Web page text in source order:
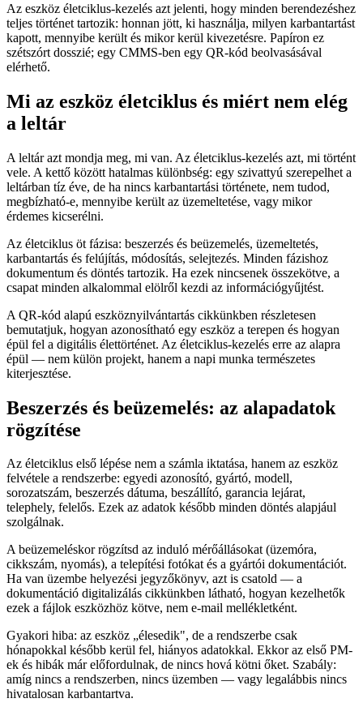
Az eszköz életciklus-kezelés azt jelenti, hogy minden berendezéshez
teljes történet tartozik: honnan jött, ki használja, milyen karbantartást
kapott, mennyibe került és mikor kerül kivezetésre. Papíron ez
szétszórt dosszié; egy CMMS-ben egy QR-kód beolvasásával
elérhető.
Mi az eszköz életciklus és miért nem elég
a leltár
A leltár azt mondja meg, mi van. Az életciklus-kezelés azt, mi történt
vele. A kettő között hatalmas különbség: egy szivattyú szerepelhet a
leltárban tíz éve, de ha nincs karbantartási története, nem tudod,
megbízható-e, mennyibe került az üzemeltetése, vagy mikor
érdemes kicserélni.
Az életciklus öt fázisa: beszerzés és beüzemelés, üzemeltetés,
karbantartás és felújítás, módosítás, selejtezés. Minden fázishoz
dokumentum és döntés tartozik. Ha ezek nincsenek összekötve, a
csapat minden alkalommal elölről kezdi az információgyűjtést.
A QR-kód alapú eszköznyilvántartás cikkünkben részletesen
bemutatjuk, hogyan azonosítható egy eszköz a terepen és hogyan
épül fel a digitális élettörténet. Az életciklus-kezelés erre az alapra
épül — nem külön projekt, hanem a napi munka természetes
kiterjesztése.
Beszerzés és beüzemelés: az alapadatok
rögzítése
Az életciklus első lépése nem a számla iktatása, hanem az eszköz
felvétele a rendszerbe: egyedi azonosító, gyártó, modell,
sorozatszám, beszerzés dátuma, beszállító, garancia lejárat,
telephely, felelős. Ezek az adatok később minden döntés alapjául
szolgálnak.
A beüzemeléskor rögzítsd az induló mérőállásokat (üzemóra,
cikkszám, nyomás), a telepítési fotókat és a gyártói dokumentációt.
Ha van üzembe helyezési jegyzőkönyv, azt is csatold — a
dokumentáció digitalizálás cikkünkben látható, hogyan kezelhetők
ezek a fájlok eszközhöz kötve, nem e-mail mellékletként.
Gyakori hiba: az eszköz „élesedik", de a rendszerbe csak
hónapokkal később kerül fel, hiányos adatokkal. Ekkor az első PM-
ek és hibák már előfordulnak, de nincs hová kötni őket. Szabály:
amíg nincs a rendszerben, nincs üzemben — vagy legalábbis nincs
hivatalosan karbantartva.